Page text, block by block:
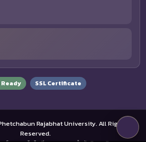
Ready SSL Certificate
Rajabhat University. All Rights
Reserved.